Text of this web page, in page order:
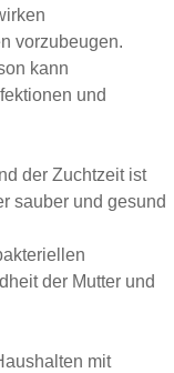
vorzubeugen.
kann
und
der Zuchtzeit ist
sauber und gesund
der Mutter und
mit